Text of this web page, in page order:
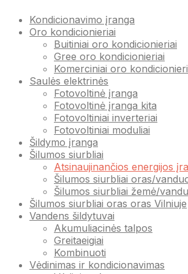
Kondicionavimo įranga
Oro kondicionieriai
Buitiniai oro kondicionieriai
Gree oro kondicionieriai
Komerciniai oro
Saulės elektrinės
Fotovoltinė įranga
Fotovoltinė įranga kita
Fotovoltiniai inverteriai
Fotovoltiniai moduliai
Šildymo įranga
Šilumos siurbliai
Atsinaujinančios energijos
Šilumos siurbliai oras/
Šilumos siurbliai žemė/
Šilumos siurbliai oras oras Vilniuje
Vandens šildytuvai
Akumuliacinės talpos
Greitaeigiai
Kombinuoti
Vėdinimas ir kondicionavimas